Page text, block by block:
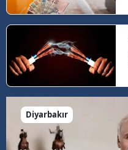
Diyarbakır